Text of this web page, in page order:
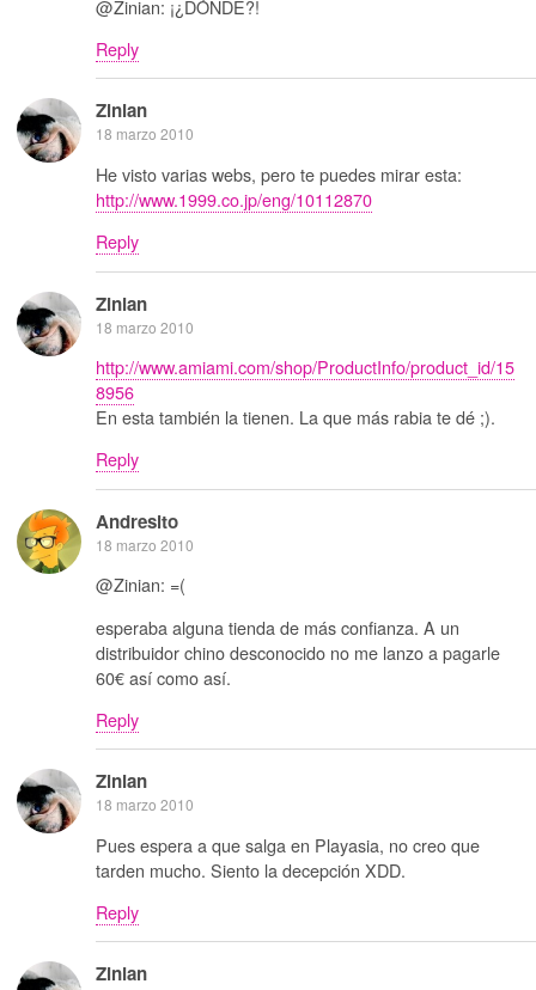
@Zinian: ¡¿DÓNDE?!
Reply
Zinian
18 marzo 2010
He visto varias webs, pero te puedes mirar esta:
http://www.1999.co.jp/eng/10112870
Reply
Zinian
18 marzo 2010
http://www.amiami.com/shop/ProductInfo/product_id/15
8956
En esta también la tienen. La que más rabia te dé ;).
Reply
Andresito
18 marzo 2010
@Zinian: =(
esperaba alguna tienda de más confianza. A un
distribuidor chino desconocido no me lanzo a pagarle
60€ así como así.
Reply
Zinian
18 marzo 2010
Pues espera a que salga en Playasia, no creo que
tarden mucho. Siento la decepción XDD.
Reply
Zinian